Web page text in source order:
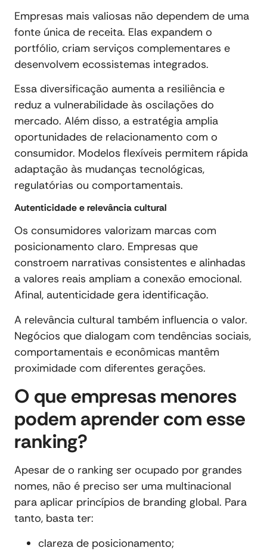
Empresas mais valiosas não dependem de uma
fonte única de receita. Elas expandem o
portfólio, criam serviços complementares e
desenvolvem ecossistemas integrados.
Essa diversificação aumenta a resiliência e
reduz a vulnerabilidade às oscilações do
mercado. Além disso, a estratégia amplia
oportunidades de relacionamento com o
consumidor. Modelos flexíveis permitem rápida
adaptação às mudanças tecnológicas,
regulatórias ou comportamentais.
Autenticidade e relevância cultural
Os consumidores valorizam marcas com
posicionamento claro. Empresas que
constroem narrativas consistentes e alinhadas
a valores reais ampliam a conexão emocional.
Afinal, autenticidade gera identificação.
A relevância cultural também influencia o valor.
Negócios que dialogam com tendências sociais,
comportamentais e econômicas mantêm
proximidade com diferentes gerações.
O que empresas menores
podem aprender com esse
ranking?
Apesar de o ranking ser ocupado por grandes
nomes, não é preciso ser uma multinacional
para aplicar princípios de branding global. Para
tanto, basta ter:
clareza de posicionamento;